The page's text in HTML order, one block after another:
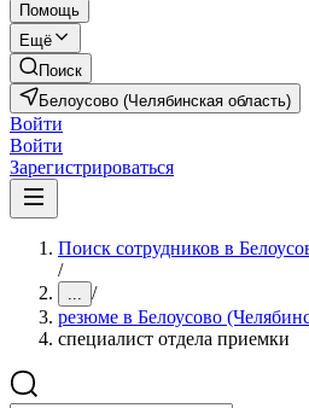
Помощь
Ещё
Поиск
Белоусово (Челябинская область)
Войти
Войти
Зарегистрироваться
Поиск сотрудников в
/
... /
резюме в Белоусово
специалист отдела приемки